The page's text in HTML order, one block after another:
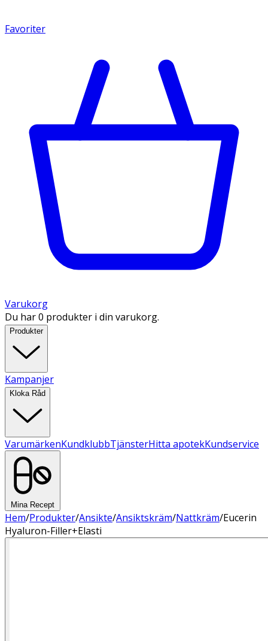
Favoriter
Varukorg
Du har 0 produkter i din varukorg.
Produkter
Kampanjer
Kloka Råd
VarumärkenKundklubbTjänsterHitta apotekKundservice
Mina Recept
Hem/Produkter/Ansikte/Ansiktskräm/Nattkräm/Eucerin
Hyaluron-Filler+Elasti